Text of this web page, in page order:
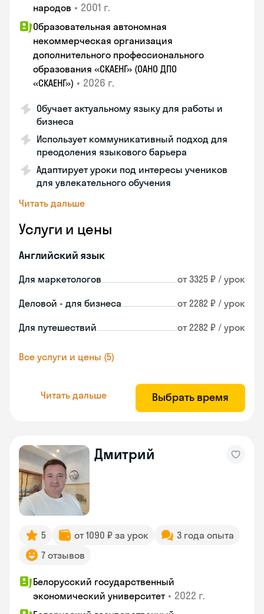
народов • 2001 г.
Образовательная автономная
некоммерческая организация
дополнительного профессионального
образования «СКАЕНГ» (ОАНО ДПО
«СКАЕНГ») • 2026 г.
Обучает актуальному языку для работы и
бизнеса
Использует коммуникативный подход для
преодоления языкового барьера
Адаптирует уроки под интересы учеников
для увлекательного обучения
Читать дальше
Услуги и цены
Английский язык
Для маркетологов от 3325 ₽ / урок
Деловой - для бизнеса от 2282 ₽ / урок
Для путешествий от 2282 ₽ / урок
Все услуги и цены (5)
Читать дальше Выбрать время
Дмитрий
5 от 1090 ₽ за урок
3 года опыта
7 отзывов
Белорусский государственный
экономический университет • 2022 г.